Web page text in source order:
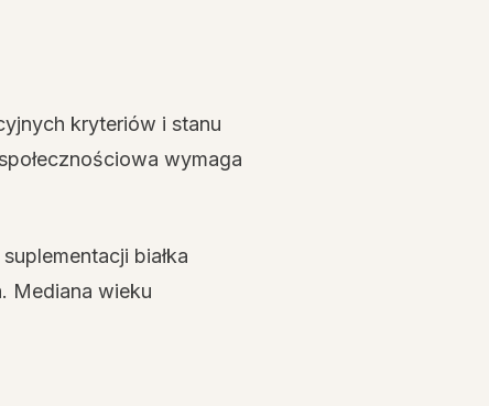
kryteriów i stanu
wymaga
białka
Mediana wieku